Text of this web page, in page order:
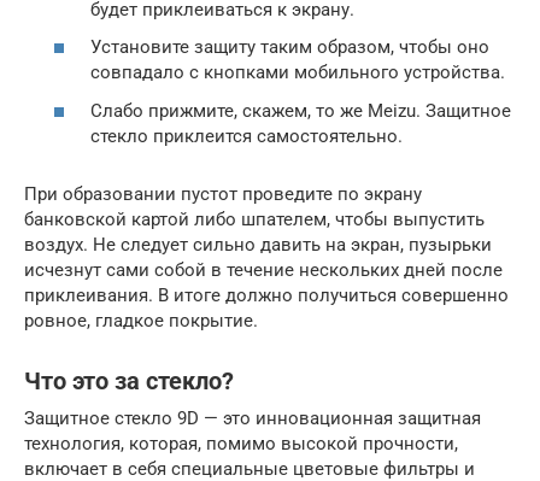
будет приклеиваться к экрану.
Установите защиту таким образом, чтобы оно
совпадало с кнопками мобильного устройства.
Слабо прижмите, скажем, то же Meizu. Защитное
стекло приклеится самостоятельно.
При образовании пустот проведите по экрану
банковской картой либо шпателем, чтобы выпустить
воздух. Не следует сильно давить на экран, пузырьки
исчезнут сами собой в течение нескольких дней после
приклеивания. В итоге должно получиться совершенно
ровное, гладкое покрытие.
Что это за стекло?
Защитное стекло 9D — это инновационная защитная
технология, которая, помимо высокой прочности,
включает в себя специальные цветовые фильтры и